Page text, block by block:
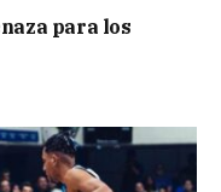
para los